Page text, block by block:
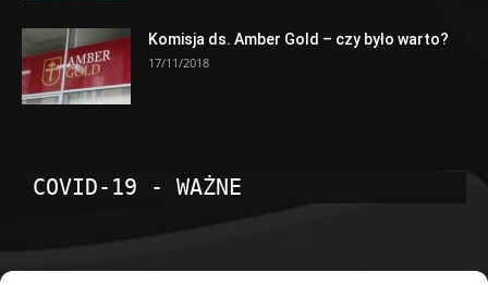
Komisja ds. Amber Gold – czy było warto?
17/11/2018
COVID-19 - WAŻNE